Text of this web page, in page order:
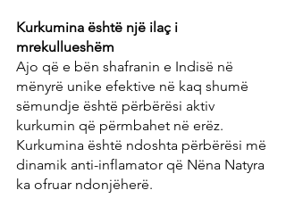
Kurkumina është një ilaç i
mrekullueshëm
Ajo që e bën shafranin e Indisë në
mënyrë unike efektive në kaq shumë
sëmundje është përbërësi aktiv
kurkumin që përmbahet në erëz.
Kurkumina është ndoshta përbërësi më
dinamik anti-inflamator që Nëna Natyra
ka ofruar ndonjëherë.